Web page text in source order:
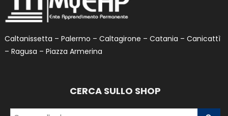
Caltanissetta – Palermo – Caltagirone – Catania – Canicattì
– Ragusa – Piazza Armerina
CERCA SULLO SHOP